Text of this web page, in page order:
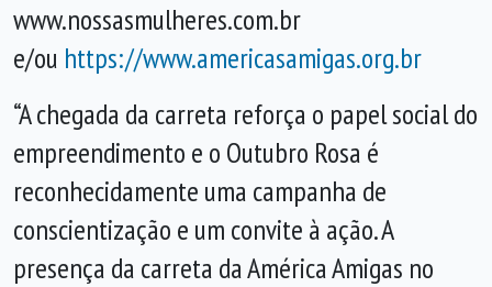
www.nossasmulheres.com.br
e/ou https://www.americasamigas.org.br
“A chegada da carreta reforça o papel social do
empreendimento e o Outubro Rosa é
reconhecidamente uma campanha de
conscientização e um convite à ação. A
presença da carreta da América Amigas no